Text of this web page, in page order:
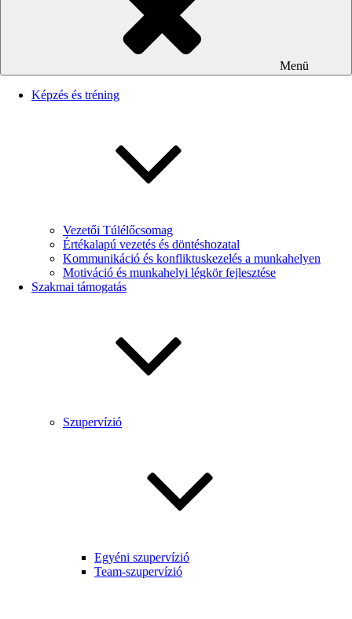
Menü
Képzés és tréning
Vezetői Túlélőcsomag
Értékalapú vezetés és döntéshozatal
Kommunikáció és konfliktuskezelés a munkahelyen
Motiváció és munkahelyi légkör fejlesztése
Szakmai támogatás
Szupervízió
Egyéni szupervízió
Team-szupervízió